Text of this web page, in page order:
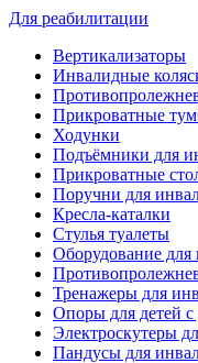
Для реабилитации
Вертикализаторы
Инвалидные
Прикроватные
Ходунки
Подъёмники для
Прикроватные
Поручни для
Кресла-каталки
Стулья туалеты
Оборудование для
Тренажеры для
Опоры для детей с
Электроскутеры
Пандусы для